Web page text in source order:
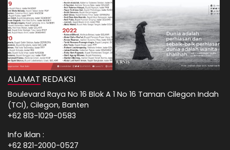
ALAMAT REDAKSI
Boulevard Raya No 16 Blok A 1 No 16 Taman Cilegon Indah
(TCI), Cilegon, Banten
+62 813-1029-0583
Info Iklan :
+62 821-2000-0527